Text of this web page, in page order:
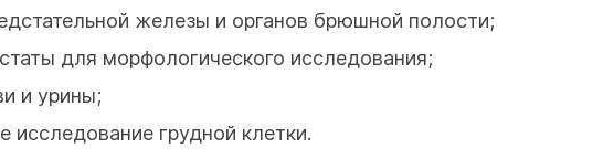
железы и органов брюшной полости;
для морфологического исследования;
и урины;
исследование грудной клетки.